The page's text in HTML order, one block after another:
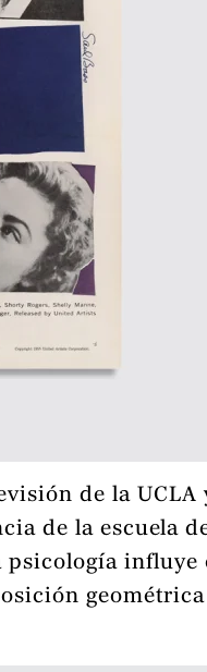
de la UCLA
de la escuela
influye